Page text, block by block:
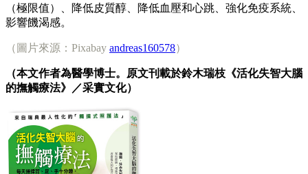
（極限值）、降低皮質醇、降低血壓和心跳、強化免疫系統、
影響饑渴感。
（圖片來源：Pixabay andreas160578）
（本文作者為醫學博士。原文刊載於鈴木瑞枝《活化失智大腦
的撫觸療法》／采實文化）